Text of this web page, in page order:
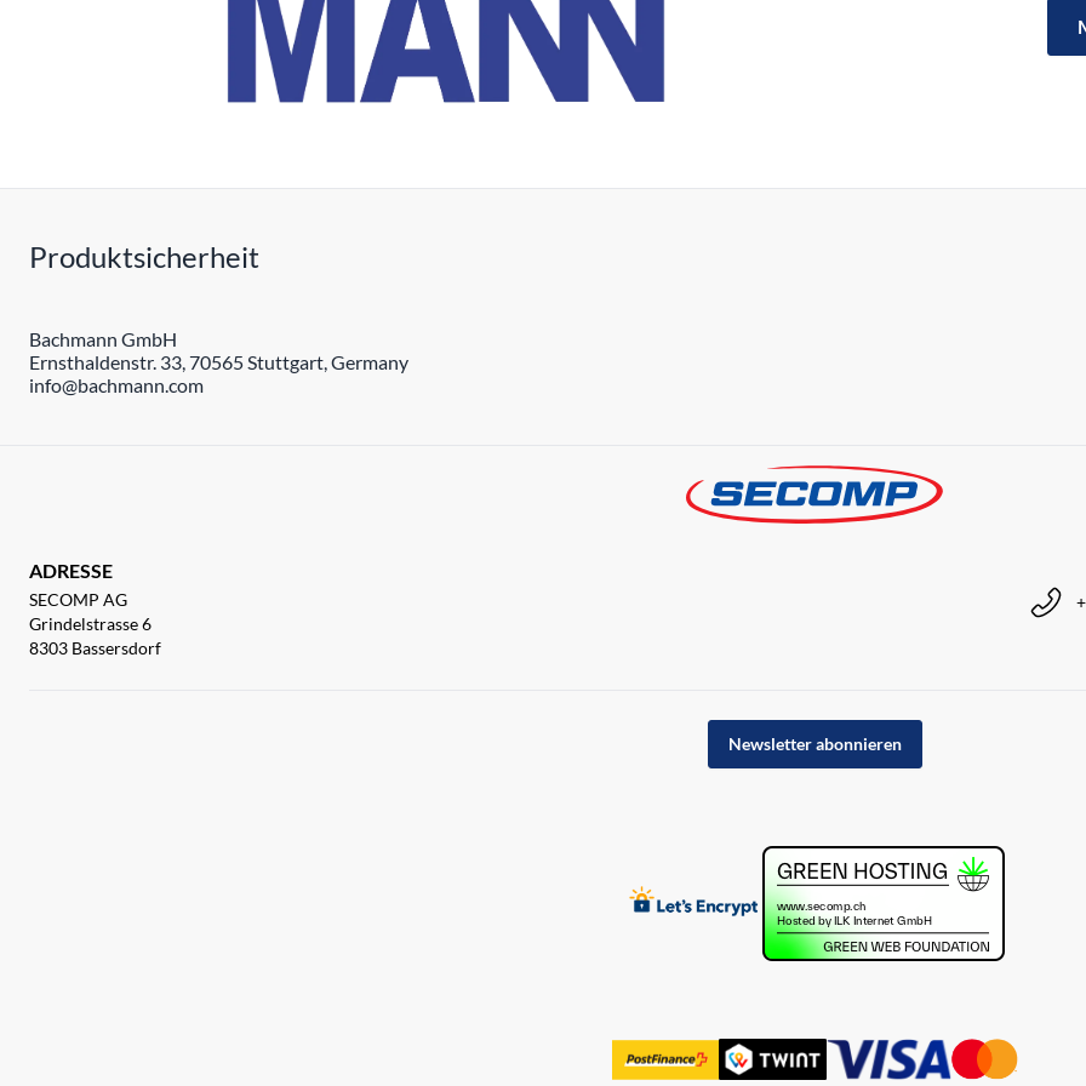
Produktsicherheit
Bachmann GmbH
Ernsthaldenstr. 33, 70565 Stuttgart, Germany
info@bachmann.com
ADRESSE
SECOMP AG
Grindelstrasse 6
8303 Bassersdorf
Newsletter abonnieren